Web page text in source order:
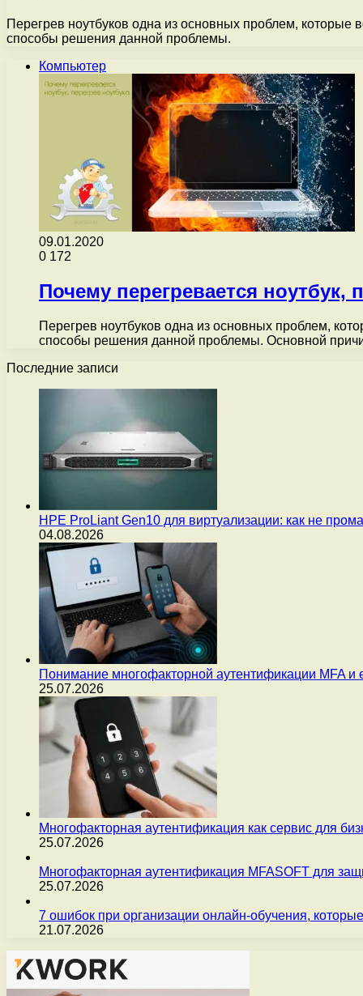
Перегрев ноутбуков одна из основных проблем, которые
способы решения данной проблемы.
Компьютер
09.01.2020
0 172
Почему перегревается ноутбук,
Перегрев ноутбуков одна из основных проблем,
способы решения данной проблемы. Основной
Последние записи
HPE ProLiant Gen10 для виртуализации: как не
04.08.2026
Понимание многофакторной аутентификации MFA и
25.07.2026
Многофакторная аутентификация как сервис для
25.07.2026
Многофакторная аутентификация MFASOFT для
25.07.2026
7 ошибок при организации онлайн-обучения,
21.07.2026